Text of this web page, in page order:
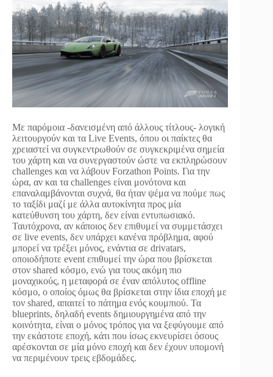
Με παρόμοια -δανεισμένη από άλλους τίτλους- λογική
λειτουργούν και τα Live Events, όπου οι παίκτες θα
χρειαστεί να συγκεντρωθούν σε συγκεκριμένα σημεία
του χάρτη και να συνεργαστούν ώστε να εκπληρώσουν
challenges και να λάβουν Forzathon Points. Για την
ώρα, αν και τα challenges είναι μονότονα και
επαναλαμβάνονται συχνά, θα ήταν ψέμα να πούμε πως
το ταξίδι μαζί με άλλα αυτοκίνητα προς μία
κατεύθυνση του χάρτη, δεν είναι εντυπωσιακό.
Ταυτόχρονα, αν κάποιος δεν επιθυμεί να συμμετάσχει
σε live events, δεν υπάρχει κανένα πρόβλημα, αφού
μπορεί να τρέξει μόνος, ενάντια σε drivatars,
οποιοδήποτε event επιθυμεί την ώρα που βρίσκεται
στον shared κόσμο, ενώ για τους ακόμη πιο
μοναχικούς, η μεταφορά σε έναν απόλυτος offline
κόσμο, ο οποίος όμως θα βρίσκεται στην ίδια εποχή με
τον shared, απαιτεί το πάτημα ενός κουμπιού. Τα
blueprints, δηλαδή events δημιουργημένα από την
κοινότητα, είναι ο μόνος τρόπος για να ξεφύγουμε από
την εκάστοτε εποχή, κάτι που ίσως εκνευρίσει όσους
αρέσκονται σε μία μόνο εποχή και δεν έχουν υπομονή
να περιμένουν τρεις εβδομάδες.